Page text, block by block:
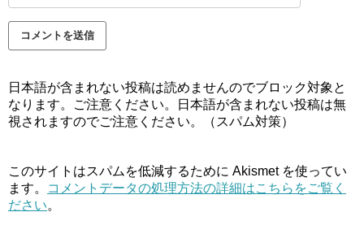
日本語が含まれない投稿は読めませんのでブロック対象と
なります。ご注意ください。日本語が含まれない投稿は無
視されますのでご注意ください。（スパム対策）
このサイトはスパムを低減するために Akismet を使ってい
ます。
コメントデータの処理方法の詳細はこちらをご覧く
ださい。